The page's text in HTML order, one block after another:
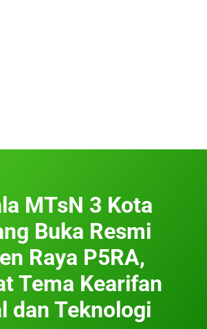
MTsN 3 Kota
Buka Resmi
Raya P5RA,
Tema Kearifan
dan Teknologi